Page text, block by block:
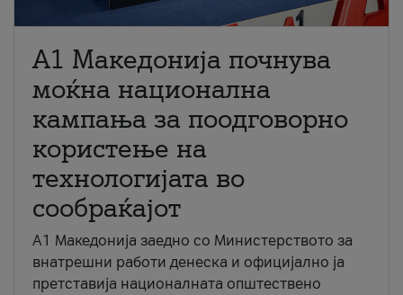
A1 Македонија почнува
моќна национална
кампања за поодговорно
користење на
технологијата во
сообраќајот
A1 Македонија заедно со Министерството за
внатрешни работи денеска и официјално ја
претставија националната општествено